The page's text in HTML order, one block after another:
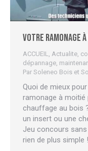
Votre ramonage
ACCUEIL Actualite
dépannage,
Par Soleneo Bois et
Quoi de mieux
ramonage à moitié
chauffage au bois
un insert ou une
Jeu concours sans
rien de plus simple